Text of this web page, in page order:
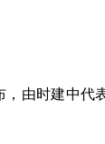
由时建中代